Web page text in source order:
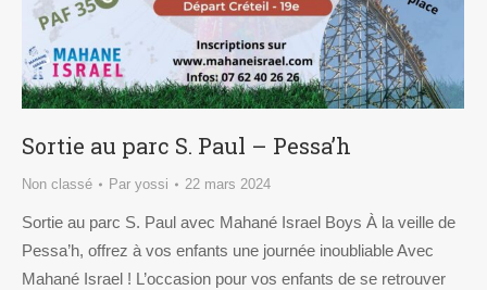
Sortie au parc S. Paul – Pessa’h
Non classé Par yossi 22 mars 2024
Sortie au parc S. Paul avec Mahané Israel Boys À la veille de
Pessa’h, offrez à vos enfants une journée inoubliable Avec
Mahané Israel ! L’occasion pour vos enfants de se retrouver